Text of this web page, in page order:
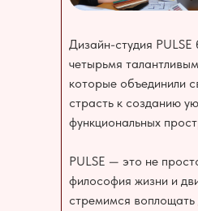
Дизайн-студия
четырьмя
которые объединили
страсть к созданию
функциональных
PULSE — это не
философия жизни и
стремимся